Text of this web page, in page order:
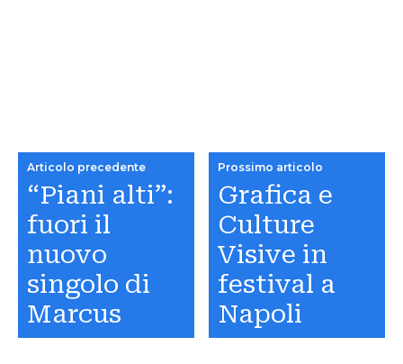
Articolo precedente
“Piani alti”:
fuori il
nuovo
singolo di
Marcus
Prossimo articolo
Grafica e
Culture
Visive in
festival a
Napoli